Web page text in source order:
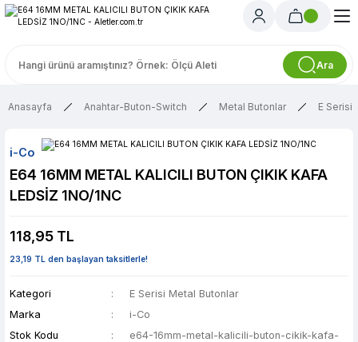
Ara
Anasayfa Anahtar-Buton-Switch Metal Butonlar E Serisi
i-Co
E64 16MM METAL KALICILI BUTON ÇIKIK KAFA
LEDSİZ 1NO/1NC
118,95 TL
23,19 TL den başlayan taksitlerle!
Kategori
E Serisi Metal Butonlar
Marka
i-Co
Stok Kodu
e64-16mm-metal-kalicili-buton-cikik-kafa-